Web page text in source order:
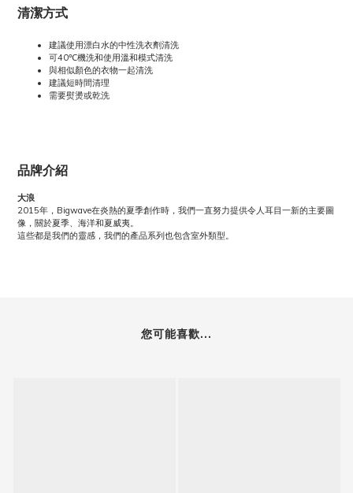
清潔方式
建議使用漂白水的中性洗衣劑清洗
可40℃機洗和使用溫和模式清洗
與相似顏色的衣物一起清洗
建議短時間清理
需要熨燙或乾洗
品牌介紹
大浪
2015年，Bigwave在炎熱的夏季創作時，我們一直努力提供令人耳目一新的主要圖
像，關於夏季、海洋和夏威夷。
這些都是我們的靈感，我們的產品系列也包含室外類型。
您可能喜歡...